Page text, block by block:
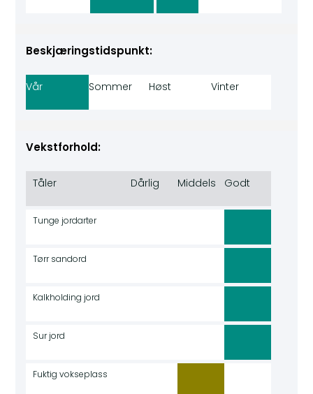
Beskjæringstidspunkt:
Vår Sommer Høst Vinter
Vekstforhold:
Tåler Dårlig Middels Godt
Tunge jordarter
Tørr sandord
Kalkholding jord
Sur jord
Fuktig vokseplass